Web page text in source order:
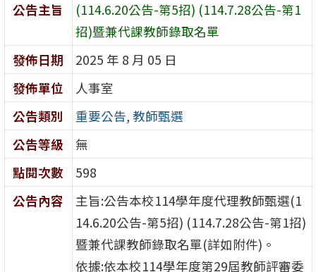
公告主旨
(114.6.20公告-第5招) (114.7.28公告-第1
招)暨兼代課教師錄取名單
發佈日期
2025 年 8 月 05 日
發佈單位
人事室
公告類別
重要公告, 教師甄選
公告等級
無
點閱次數
598
公告內容
主旨:公告本校114學年度代理教師甄選(1
14.6.20公告-第5招) (114.7.28公告-第1招)
暨兼代課教師錄取名單(詳如附件)。
依據:依本校114學年度第29屆教師評審委